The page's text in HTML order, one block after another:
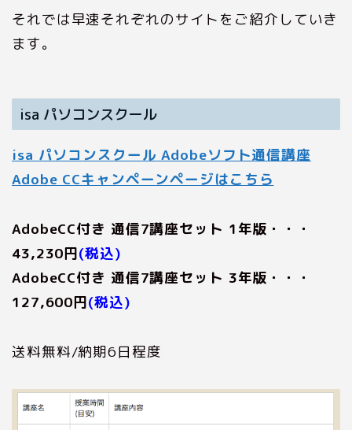
それでは早速それぞれのサイトをご紹介していき
ます。
isa パソコンスクール
isa パソコンスクール Adobeソフト通信講座
Adobe CCキャンペーンページはこちら
AdobeCC付き 通信7講座セット 1年版・・・
43,230‬円(税込)
AdobeCC付き 通信7講座セット 3年版・・・
127,600‬円(税込)
送料無料/納期6日程度